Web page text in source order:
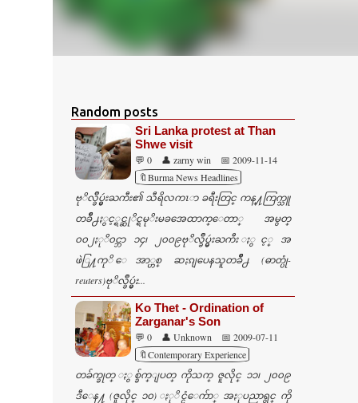
Random posts
Sri Lanka protest at Than
Shwe visit
💬 0 👤 zarny win
📅 2009-11-14
🔖Burma News Headlines
ဗုိလ္ခ်ဳပ္မွဴးႀကီး၏ သီရိလကၤာ ခရီးတြင္ ကန္႔ကြက္သူ
တခ်ဳိ႕ႏွင့္ရင္ဆုိင္ရမုိးမခအေထာက္ေတာ္ အမွတ္
၀၀၂ႏုိ၀င္ဘာ ၁၄၊ ၂၀၀၉ဗုိလ္ခ်ဳပ္မွဴးႀကီး ႏွင့္ အ
ဖဲြ႔ကုိ ေအာ္ဟစ္ ဆႏၵျပေနသူတခ်ဳိ႕ (ဓာတ္ပုံ-
reuters)ဗုိလ္ခ်ဳပ္မွဴး...
Ko Thet - Ordination of
Zarganar's Son
💬 0 👤 Unknown
📅 2009-07-11
🔖Contemporary Experience
တခ်က္ခုတ္ ႏွစ္ခ်က္ျပတ္ ကိုသက္ ဇူလိုင္ ၁၁၊ ၂၀၀၉
ဒီေန႔ (ဇူလိုင္ ၁၀) ႏုိင္ငံေက်ာ္ အႏုပညာရွင္ ကို